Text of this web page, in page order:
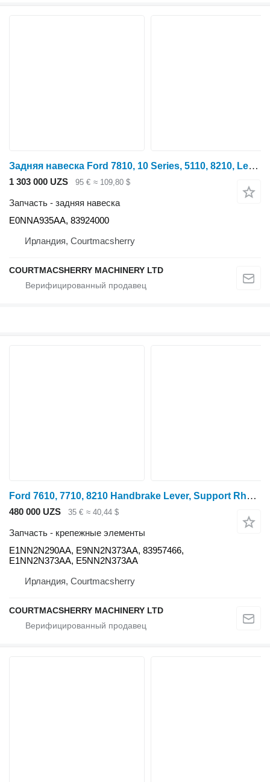
Задняя навеска Ford 7810, 10 Series, 5110, 8210, Leveling Box Assembly E0nna935aa, 8 E0NNA935AA для трактора колесного
1 303 000 UZS 95 € ≈ 109,80 $
Запчасть - задняя навеска
E0NNA935AA, 83924000
Ирландия, Courtmacsherry
COURTMACSHERRY MACHINERY LTD
Ford 7610, 7710, 8210 Handbrake Lever, Support Rhs E1nn2n290aa, E9nn2 E1NN2N290AA для трактора колесного
480 000 UZS 35 € ≈ 40,44 $
Запчасть - крепежные элементы
E1NN2N290AA, E9NN2N373AA, 83957466,
E1NN2N373AA, E5NN2N373AA
Ирландия, Courtmacsherry
COURTMACSHERRY MACHINERY LTD